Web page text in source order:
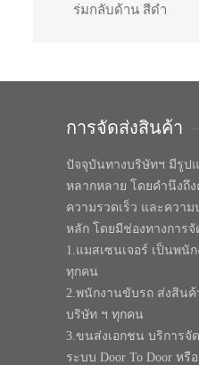
ร่มกลับด้าน สีดำ
การจัดส่งสินค้า
ปัจจุบันทางบริษัทฯ มีรูป
หลากหลาย โดยคำนึงถึ
ความรวดเร็ว และควา
หลัก โดยมีช่องทางการจั
1.แมสเซนเจอร์ เป็นพนั
ทุกคน
2.พนักงานขับรถ ส่งสิน
บริษัท ฯ ทุกคน
3.ขนส่งเอกชน บริการจั
ระบบ Door To Door ห